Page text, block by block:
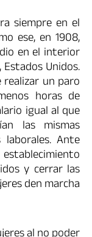
siempre en el
ese, en 1908,
en el interior
Unidos.
un paro
horas de
igual al que
las mismas
Ante
y cerrar las
den marcha